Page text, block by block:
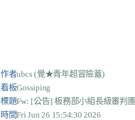
作者ubcs (覺★青年超冒險蓋)
看板Gossiping
標題Fw: [公告] 板務部小組長級審判
時間Fri Jun 26 15:54:30 2026